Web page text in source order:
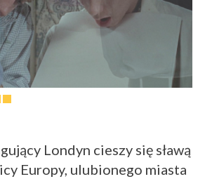
Londyn cieszy się sławą
Europy, ulubionego miasta